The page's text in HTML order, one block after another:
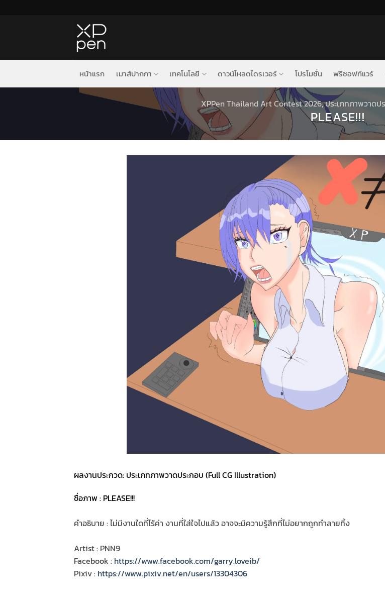
หน้าแรก เมาส์ปากกา เทคโนโลยี ดาวน์โหลดไดรเวอร์ โปรโมชั่น ฟรีซอฟท์แวร์
XPPen Thailand Art Contest 2026,ประเภทภาพวาดป
PLEASE!!!
ผลงานประกวด: ประเภทภาพวาดประกอบ (Full CG Illustration)
ชื่อภาพ : PLEASE!!!
คำอธิบาย : ไม่มีงานใดที่ไร้ค่า งานที่ใส่ใจไปแล้ว อาจจะมีความรู้สึกที่ไม่อยากถูกทำลายทิ้ง
Artist : PNN9
Facebook : https://www.facebook.com/garry.loveib/
Pixiv : https://www.pixiv.net/en/users/13304306